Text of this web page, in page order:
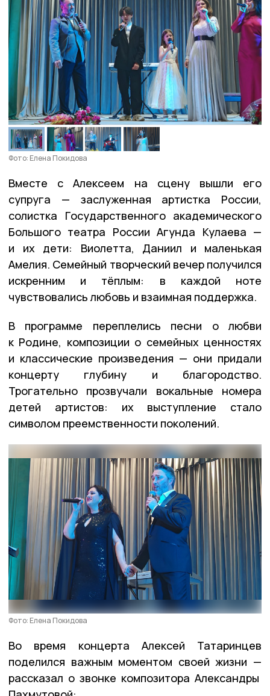
Фото: Елена Покидова
Вместе с Алексеем на сцену вышли его
супруга — заслуженная артистка России,
солистка Государственного академического
Большого театра России Агунда Кулаева —
и их дети: Виолетта, Даниил и маленькая
Амелия. Семейный творческий вечер получился
искренним и тёплым: в каждой ноте
чувствовались любовь и взаимная поддержка.
В программе переплелись песни о любви
к Родине, композиции о семейных ценностях
и классические произведения — они придали
концерту глубину и благородство.
Трогательно прозвучали вокальные номера
детей артистов: их выступление стало
символом преемственности поколений.
Фото: Елена Покидова
Во время концерта Алексей Татаринцев
поделился важным моментом своей жизни —
рассказал о звонке композитора Александры